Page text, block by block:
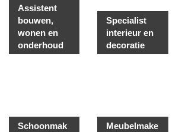
Assistent
bouwen,
wonen en
onderhoud
Specialist
interieur en
decoratie
Schoonmak
Meubelmake